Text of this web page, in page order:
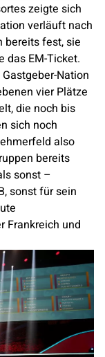
zeigte sich
verläuft nach
bereits fest, sie
das EM-Ticket.
Nation
vier Plätze
die noch bis
sich noch
also
bereits
sonst –
sonst für sein
Frankreich und